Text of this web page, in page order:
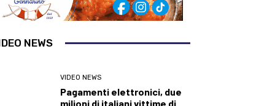
NEWS
VIDEO NEWS
Pagamenti elettronici, due
milioni di italiani vittime di